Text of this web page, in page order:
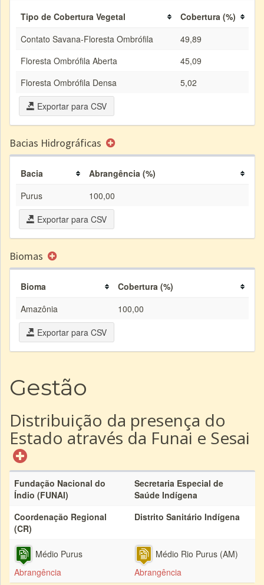
Tipo de Cobertura Vegetal
Cobertura (%)
Contato Savana-Floresta Ombrófila
49,89
Floresta Ombrófila Aberta
45,09
Floresta Ombrófila Densa
5,02
Exportar para CSV
Bacias Hidrográficas
Bacia
Abrangência (%)
Purus
100,00
Exportar para CSV
Biomas
Bioma
Cobertura (%)
Amazônia
100,00
Exportar para CSV
Gestão
Distribuição da presença do
Estado através da Funai e Sesai
Fundação Nacional do
Índio (FUNAI)
Secretaria Especial de
Saúde Indígena
Coordenação Regional
(CR)
Distrito Sanitário Indígena
Médio Purus
Abrangência
Médio Rio Purus (AM)
Abrangência